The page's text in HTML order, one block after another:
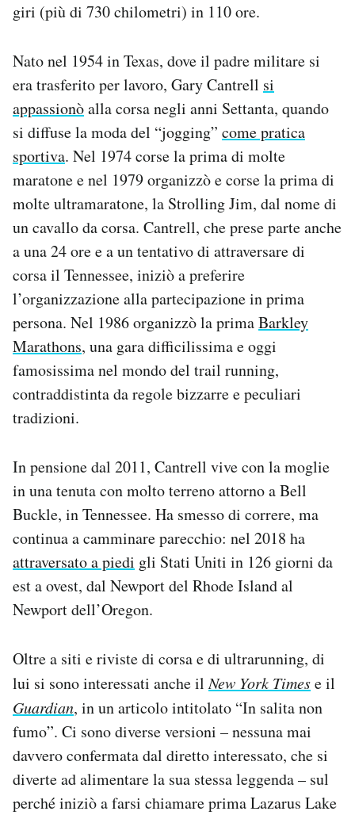
giri (più di 730 chilometri) in 110 ore.
Nato nel 1954 in Texas, dove il padre militare si
era trasferito per lavoro, Gary Cantrell si
appassionòalla corsa negli anni Settanta, quando
si diffuse la moda del “jogging” come pratica
sportiva. Nel 1974 corse la prima di molte
maratone e nel 1979 organizzò e corse la prima di
molte ultramaratone, la Strolling Jim, dal nome di
un cavallo da corsa. Cantrell, che prese parte anche
a una 24 ore e a un tentativo di attraversare di
corsa il Tennessee, iniziò a preferire
l’organizzazione alla partecipazione in prima
persona. Nel 1986 organizzò la primaBarkley
Marathons, una gara difficilissima e oggi
famosissima nel mondo del trail running,
contraddistinta da regole bizzarre e peculiari
tradizioni.
In pensione dal 2011, Cantrell vive con la moglie
in una tenuta con molto terreno attorno a Bell
Buckle, in Tennessee. Ha smesso di correre, ma
continua a camminare parecchio: nel 2018 ha
attraversato a piedi gli Stati Uniti in 126 giorni da
est a ovest, dal Newport del Rhode Island al
Newport dell’Oregon.
Oltre a siti e riviste di corsa e di ultrarunning, di
lui si sono interessati anche ilNew York Timese il
Guardian, in un articolo intitolato “In salita non
fumo”. Ci sono diverse versioni – nessuna mai
davvero confermata dal diretto interessato, che si
diverte ad alimentare la sua stessa leggenda – sul
perché iniziò a farsi chiamare prima Lazarus Lake